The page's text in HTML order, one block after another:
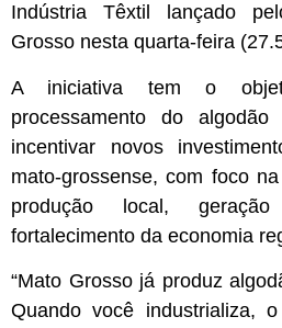
Indústria Têxtil lançado
Grosso nesta quarta-feira
A iniciativa tem o
processamento do
incentivar novos
mato-grossense, com foco
produção local,
fortalecimento da economia
“Mato Grosso já produz
Quando você industrializa,